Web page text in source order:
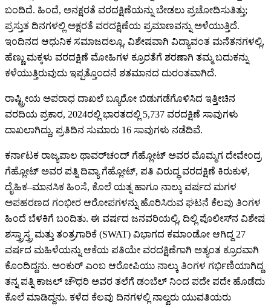
ಬಂದಿದೆ. ಹಿಂದೆ, ಅನಕ್ಷರತೆ ವರದಕ್ಷಿಣೆಯನ್ನು ಬೇಡಲು ಪ್ರಚೋದಿಸುತಿತ್ತು;
ಪ್ರಸ್ತುತ ದಿನಗಳಲ್ಲಿ ಅಕ್ಷರತೆ ವರದಕ್ಷಿಣೆಯ ಪ್ರಮಾಣವನ್ನು ಅಳೆಯುತ್ತಿದೆ.
ಇಂದಿನದ ಆಧುನಿಕ ಸಮಾಜದಲ್ಲೂ, ವಿಶೇಷವಾಗಿ ವಿದ್ಯಾವಂತ ಮನೆತನಗಳಲ್ಲಿ,
ಹೆಣ್ಣು ಮಕ್ಕಳು ವರದಕ್ಷಿಣೆ ಮೋಹಿಗಳ ಕ್ರೂರತೆಗೆ ಶರಣಾಗಿ ತಮ್ಮ ಬದುಕನ್ನು
ಕಳೆಯುತ್ತಿರುವುದು ಇಪ್ಪತ್ತೊಂದನೆ ಶತಮಾನದ ದುರಂತವಾಗಿದೆ.
ರಾಷ್ಟ್ರೀಯ ಅಪರಾಧ ದಾಖಲೆ ಬ್ಯೂರೋ ಬಿಡುಗಡೆಗೊಳಿಸಿದ ಇತ್ತೀಚಿನ
ವರದಿಯ ಪ್ರಕಾರ, 2024ರಲ್ಲಿ ಭಾರತದಲ್ಲಿ 5,737 ವರದಕ್ಷಿಣೆ ಸಾವುಗಳು
ದಾಖಲಾಗಿದ್ದು, ಪ್ರತಿದಿನ ಸುಮಾರು 16 ಸಾವುಗಳು ನಡೆದಿವೆ.
ಕರ್ನಾಟಕ ರಾಜ್ಯಪಾಲ ಥಾವರ್‌ಚಂದ್ ಗೆಹ್ಲೋಟ್ ಅವರ ಮೊಮ್ಮಗ ದೇವೇಂದ್ರ
ಗೆಹ್ಲೋಟ್ ಅವರ ಪತ್ನಿ ದಿವ್ಯಾ ಗೆಹ್ಲೋಟ್, ಪತಿ ವಿರುದ್ಧ ವರದಕ್ಷಿಣೆ ಕಿರುಕುಳ,
ದೈಹಿಕ–ಮಾನಸಿಕ ಹಿಂಸೆ, ಕೊಲೆ ಯತ್ನ ಹಾಗೂ ನಾಲ್ಕು ವರ್ಷದ ಮಗಳ
ಅಪಹರಣದ ಗಂಭೀರ ಆರೋಪಗಳನ್ನು ಹೊರಿಸಿರುವ ಘಟನೆ ಕೆಲವು ತಿಂಗಳ
ಹಿಂದೆ ಬೆಳಕಿಗೆ ಬಂದಿತು. ಈ ವರ್ಷದ ಜನವರಿಯಲ್ಲಿ, ದಿಲ್ಲಿ ಪೊಲೀಸ್‌ನ ವಿಶೇಷ
ಶಸ್ತ್ರಾಸ್ತ್ರ ಮತ್ತು ತಂತ್ರಗಾರಿಕೆ (SWAT) ವಿಭಾಗದ ಕಮಾಂಡೋ ಆಗಿದ್ದ 27
ವರ್ಷದ ಮಹಿಳೆಯನ್ನು ಆಕೆಯ ಪತಿಯೇ ವರದಕ್ಷಿಣೆಗಾಗಿ ಅತ್ಯಂತ ಕ್ರೂರವಾಗಿ
ಕೊಂದಿದ್ದನು. ಅಂಕುರ್ ಎಂಬ ಆರೋಪಿಯು ನಾಲ್ಕು ತಿಂಗಳ ಗರ್ಭಿಣಿಯಾಗಿದ್ದ
ತನ್ನ ಪತ್ನಿ ಕಾಜಲ್ ಚೌಧರಿ ಅವರ ತಲೆಗೆ ಡಂಬೆಲ್‌ ನಿಂದ ಪದೇ ಪದೇ ಹೊಡೆದು
ಕೊಲೆ ಮಾಡಿದ್ದನು. ಕಳೆದ ಕೆಲವು ದಿನಗಳಲ್ಲಿ ನಾಲ್ವರು ಯುವತಿಯರು